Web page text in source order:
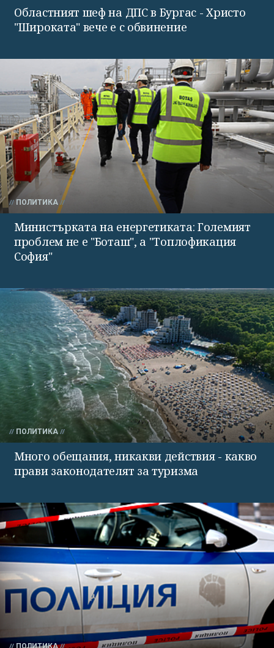
Областният шеф на ДПС в Бургас - Христо
"Широката" вече е с обвинение
ПОЛИТИКА
Министърката на енергетиката: Големият
проблем не е "Боташ", а "Топлофикация
София"
ПОЛИТИКА
Много обещания, никакви действия - какво
прави законодателят за туризма
ПОЛИТИКА